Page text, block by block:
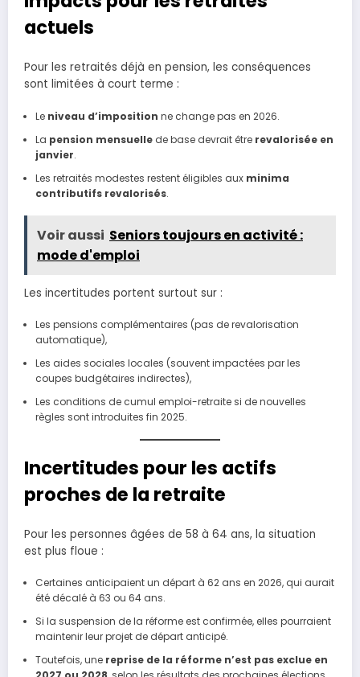
actuels
Pour les retraités déjà en pension, les conséquences
sont limitées à court terme :
Le niveau d’imposition ne change pas en 2026.
La pension mensuellede base devrait être revalorisée en
janvier.
Les retraités modestes restent éligibles aux minima
contributifs revalorisés.
Voir aussi Seniors toujours en activité :
mode d'emploi
Les incertitudes portent surtout sur :
Les pensions complémentaires (pas de revalorisation
automatique),
Les aides sociales locales (souvent impactées par les
coupes budgétaires indirectes),
Les conditions de cumul emploi-retraite si de nouvelles
règles sont introduites fin 2025.
Incertitudes pour les actifs
proches de la retraite
Pour les personnes âgées de 58 à 64 ans, la situation
est plus floue :
Certaines anticipaient un départ à 62 ans en 2026, qui aurait
été décalé à 63 ou 64 ans.
Si la suspension de la réforme est confirmée, elles pourraient
maintenir leur projet de départ anticipé.
Toutefois, une reprise de la réforme n’est pas exclue en